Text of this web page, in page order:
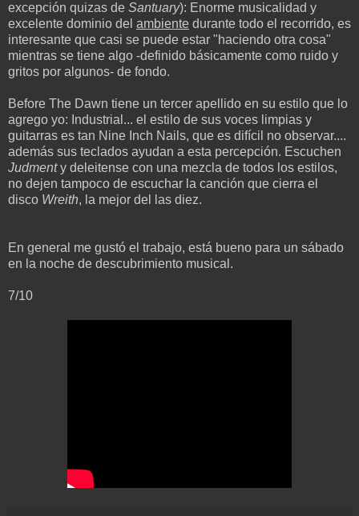
excepción quizas de Santuary): Enorme musicalidad y
excelente dominio del ambiente durante todo el recorrido, es
interesante que casi se puede estar "haciendo otra cosa"
mientras se tiene algo -definido básicamente como ruido y
gritos por algunos- de fondo.
Before The Dawn tiene un tercer apellido en su estilo que lo
agrego yo: Industrial... el estilo de sus voces limpias y
guitarras es tan Nine Inch Nails, que es difícil no observar....
además sus teclados ayudan a esta percepción. Escuchen
Judmenty deleitense con una mezcla de todos los estilos,
no dejen tampoco de escuchar la canción que cierra el
disco Wreith, la mejor del las diez.
En general me gustó el trabajo, está bueno para un sábado
en la noche de descubrimiento musical.
7/10